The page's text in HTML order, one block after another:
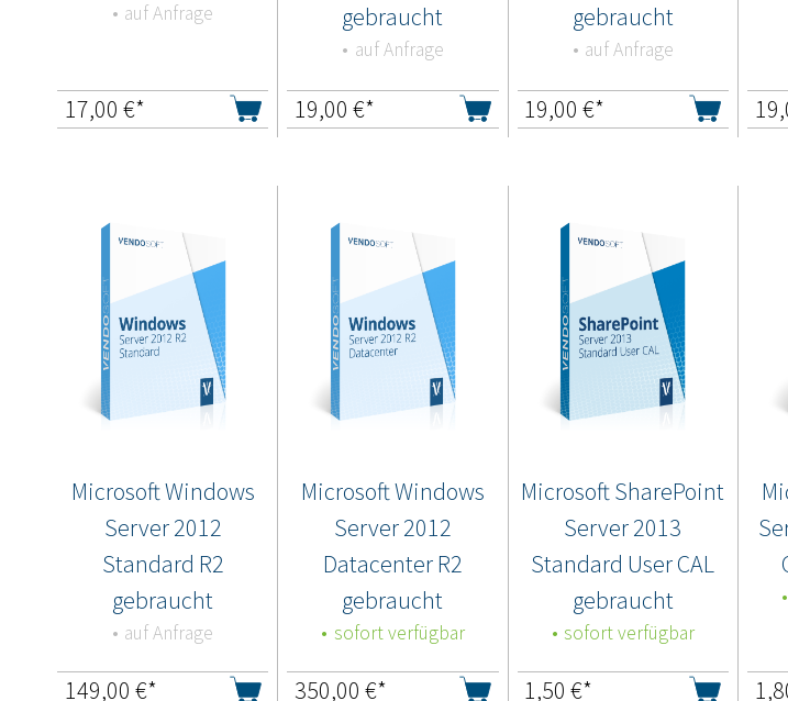
auf Anfrage
17,00 €*
gebraucht
auf Anfrage
19,00 €*
gebraucht
auf Anfrage
19,00 €*
Microsoft Windows
Server 2012
Standard R2
gebraucht
auf Anfrage
149,00 €*
Microsoft Windows
Server 2012
Datacenter R2
gebraucht
sofort verfügbar
350,00 €*
Microsoft SharePoint
Server 2013
Standard User CAL
gebraucht
sofort verfügbar
1,50 €*